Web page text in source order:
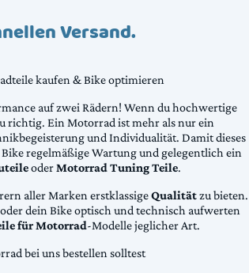
Versand.
kaufen & Bike optimieren
auf zwei Rädern! Wenn du hochwertige
richtig. Ein Motorrad ist mehr als nur ein
und Individualität. Damit dieses
regelmäßige Wartung und gelegentlich ein
oderMotorrad Tuning Teile.
aller Marken erstklassigeQualitätzu bieten.
dein Bike optisch und technisch aufwerten
für Motorrad-Modelle jeglicher Art.
bei uns bestellen solltest